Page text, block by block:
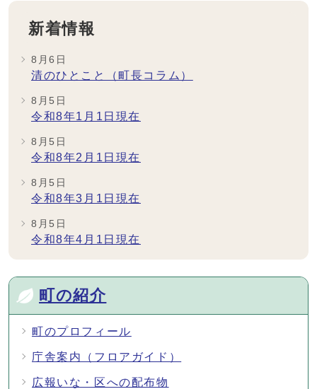
新着情報
8月6日
清のひとこと（町長コラム）
8月5日
令和8年1月1日現在
8月5日
令和8年2月1日現在
8月5日
令和8年3月1日現在
8月5日
令和8年4月1日現在
メインメニュー
町の紹介
町のプロフィール
庁舎案内（フロアガイド）
広報いな・区への配布物